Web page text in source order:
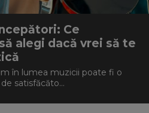
Ce
alegi dacă vrei să te
în lumea muzicii poate fi o
satisfăcăto...